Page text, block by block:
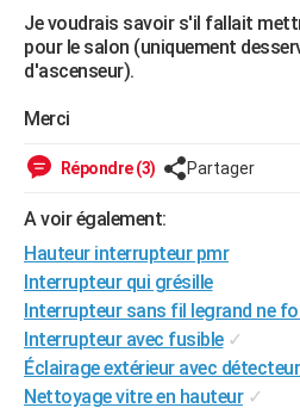
Forum
Aménagement intérieur
Extérieur
Cuisine
Salle de bains
Jardinage
Rangement
WEEK-END
Guides de France
Week-end nature
Alimentation
Guide de la santé
Maladies
Médicaments
Sommeil
Destinations
City break
Voyage nature
Voyage de noces
Forum
Climat
+
GUIDES D'ACHAT
BONS PLANS
CARTE DE VOEUX
Je voudrais savoir s'il fallait
pour le salon (uniquement
d'ascenseur).
Merci
Répondre (3) Partager
A voir également:
Hauteur interrupteur pmr
Interrupteur qui grésille
Interrupteur sans fil legrand ne
Interrupteur avec fusible ✓
Éclairage extérieur avec
Nettoyage vitre en hauteur ✓